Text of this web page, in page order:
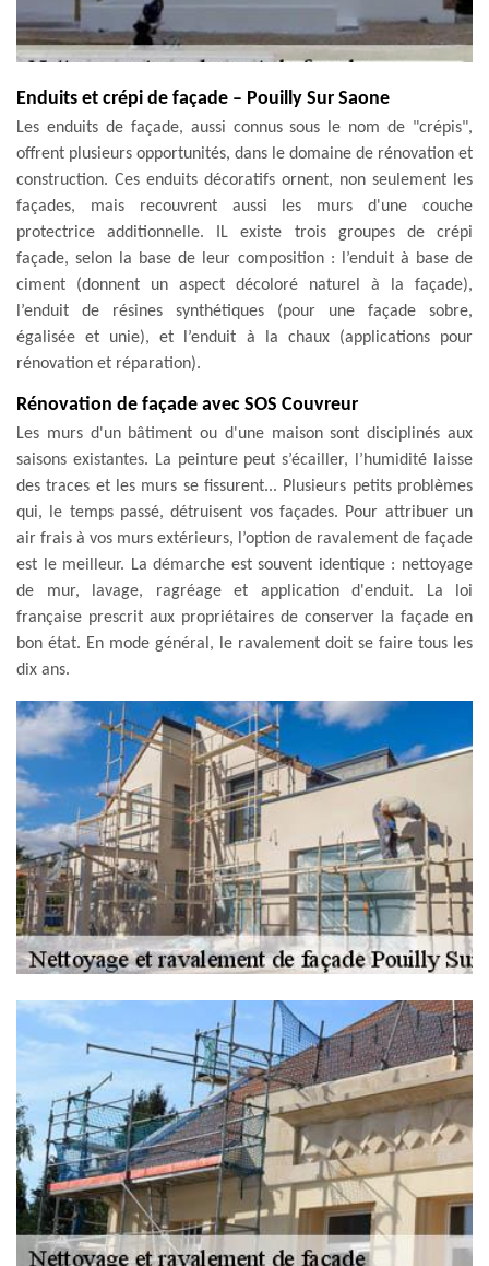
Enduits et crépi de façade – Pouilly Sur Saone
Les enduits de façade, aussi connus sous le nom de "crépis",
offrent plusieurs opportunités, dans le domaine de rénovation et
construction. Ces enduits décoratifs ornent, non seulement les
façades, mais recouvrent aussi les murs d'une couche
protectrice additionnelle. IL existe trois groupes de crépi
façade, selon la base de leur composition : l’enduit à base de
ciment (donnent un aspect décoloré naturel à la façade),
l’enduit de résines synthétiques (pour une façade sobre,
égalisée et unie), et l’enduit à la chaux (applications pour
rénovation et réparation).
Rénovation de façade avec SOS Couvreur
Les murs d'un bâtiment ou d'une maison sont disciplinés aux
saisons existantes. La peinture peut s’écailler, l’humidité laisse
des traces et les murs se fissurent... Plusieurs petits problèmes
qui, le temps passé, détruisent vos façades. Pour attribuer un
air frais à vos murs extérieurs, l’option de ravalement de façade
est le meilleur. La démarche est souvent identique : nettoyage
de mur, lavage, ragréage et application d'enduit. La loi
française prescrit aux propriétaires de conserver la façade en
bon état. En mode général, le ravalement doit se faire tous les
dix ans.